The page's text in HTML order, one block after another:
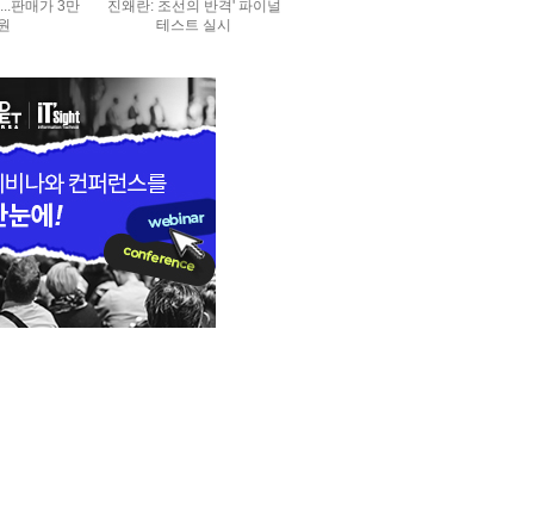
판매가 3만
진왜란: 조선의 반격' 파이널
테스트 실시